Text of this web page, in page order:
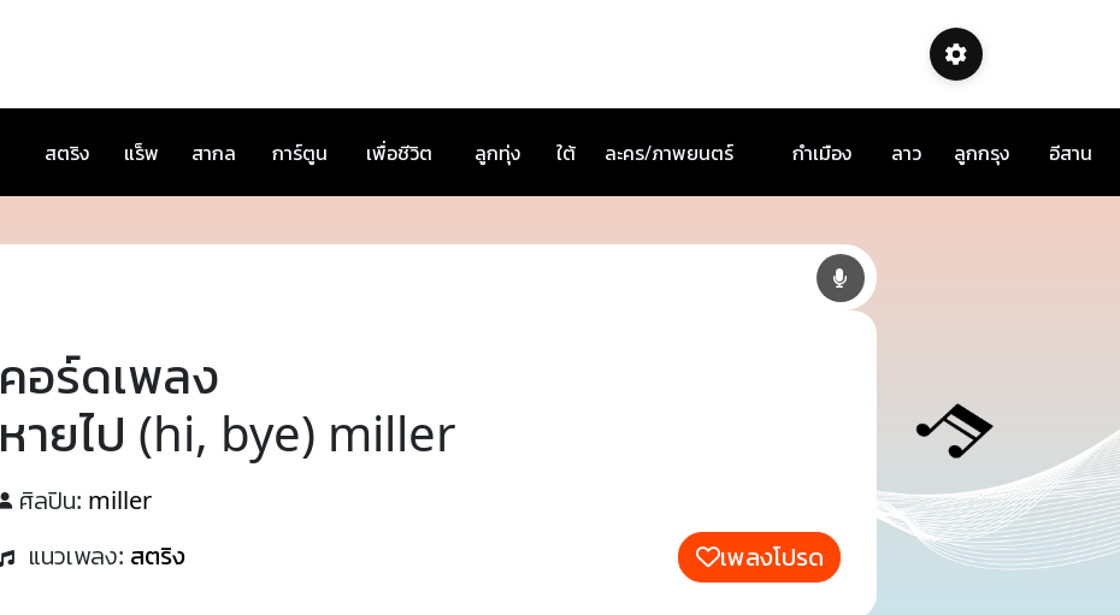
สตริง แร็พ สากล การ์ตูน เพื่อชีวิต ลูกทุ่ง ใต้ ละคร/ภาพยนตร์ กำเมือง ลาว ลูกกรุง อีสาน
คอร์ดเพลง
หายไป (hi, bye) miller
ศิลปิน: miller
แนวเพลง: สตริง เพลงโปรด